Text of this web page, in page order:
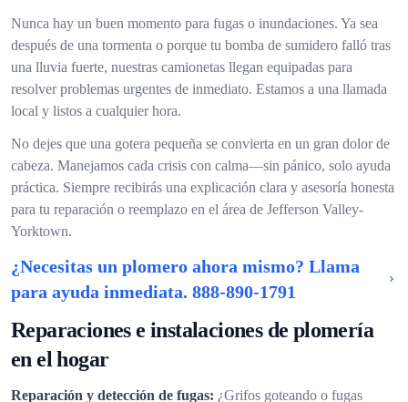
Nunca hay un buen momento para fugas o inundaciones. Ya sea
después de una tormenta o porque tu bomba de sumidero falló tras
una lluvia fuerte, nuestras camionetas llegan equipadas para
resolver problemas urgentes de inmediato. Estamos a una llamada
local y listos a cualquier hora.
No dejes que una gotera pequeña se convierta en un gran dolor de
cabeza. Manejamos cada crisis con calma—sin pánico, solo ayuda
práctica. Siempre recibirás una explicación clara y asesoría honesta
para tu reparación o reemplazo en el área de Jefferson Valley-
Yorktown.
¿Necesitas un plomero ahora mismo? Llama
para ayuda inmediata. 888-890-1791
Reparaciones e instalaciones de plomería
en el hogar
Reparación y detección de fugas: ¿Grifos goteando o fugas